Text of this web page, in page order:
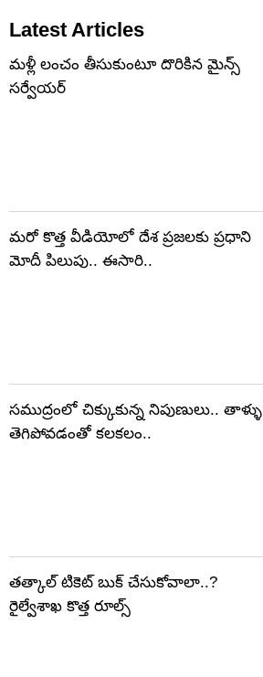
Latest Articles
మళ్లీ లంచం తీసుకుంటూ దొరికిన మైన్స్
సర్వేయర్
మరో కొత్త వీడియోలో దేశ ప్రజలకు ప్రధాని
మోదీ పిలుపు.. ఈసారి..
సముద్రంలో చిక్కుకున్న నిపుణులు.. తాళ్ళు
తెగిపోవడంతో కలకలం..
తత్కాల్ టికెట్ బుక్ చేసుకోవాలా..?
రైల్వేశాఖ కొత్త రూల్స్